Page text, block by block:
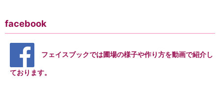
facebook
フェイスブックでは圃場の様子や作り方を動画で紹介し
ております。